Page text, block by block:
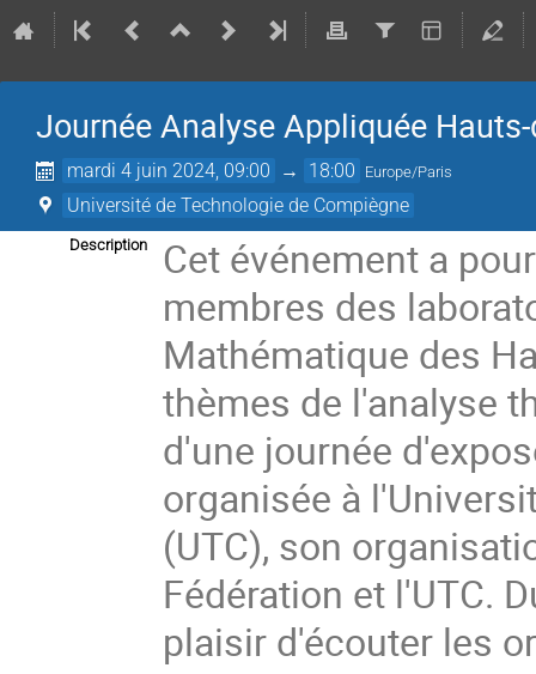
Journée Analyse Appliquée
mardi 4 juin 2024, 09:00 → 18:00 Europe/Paris
Université de Technologie de Compiègne
Description
Cet événement a
membres des
Mathématique des
thèmes de l'analyse
d'une journée
organisée à
(UTC), son
Fédération et l'UTC.
plaisir d'écouter les